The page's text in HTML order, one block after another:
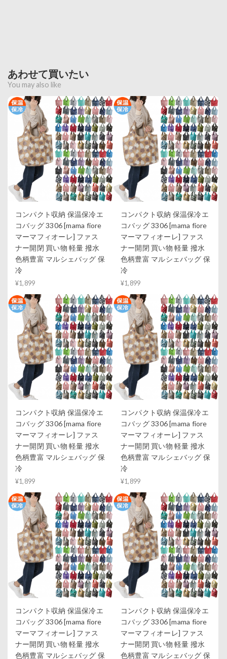
あわせて買いたい
You may also like
コンパクト収納 保温保冷エ
コバッグ 3306 [mama fiore
マーマフィオーレ] ファス
ナー開閉 買い物 軽量 撥水
色柄豊富 マルシェバッグ 保
冷
¥1,899
コンパクト収納 保温保冷エ
コバッグ 3306 [mama fiore
マーマフィオーレ] ファス
ナー開閉 買い物 軽量 撥水
色柄豊富 マルシェバッグ 保
冷
¥1,899
コンパクト収納 保温保冷エ
コバッグ 3306 [mama fiore
マーマフィオーレ] ファス
ナー開閉 買い物 軽量 撥水
色柄豊富 マルシェバッグ 保
冷
¥1,899
コンパクト収納 保温保冷エ
コバッグ 3306 [mama fiore
マーマフィオーレ] ファス
ナー開閉 買い物 軽量 撥水
色柄豊富 マルシェバッグ 保
冷
¥1,899
コンパクト収納 保温保冷エ
コバッグ 3306 [mama fiore
マーマフィオーレ] ファス
ナー開閉 買い物 軽量 撥水
色柄豊富 マルシェバッグ 保
コンパクト収納 保温保冷エ
コバッグ 3306 [mama fiore
マーマフィオーレ] ファス
ナー開閉 買い物 軽量 撥水
色柄豊富 マルシェバッグ 保